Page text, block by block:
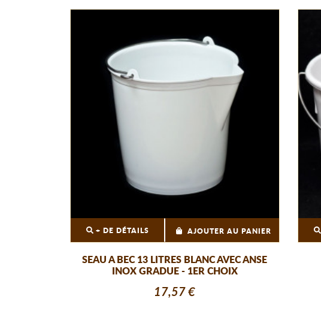
+ DE DÉTAILS AJOUTER AU PANIER
SEAU A BEC 13 LITRES BLANC AVEC ANSE
INOX GRADUE - 1ER CHOIX
17,57 €